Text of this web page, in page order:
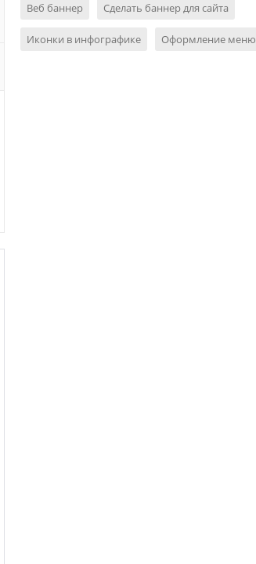
Веб баннер Сделать баннер для сайта
Иконки в инфографике Оформление меню